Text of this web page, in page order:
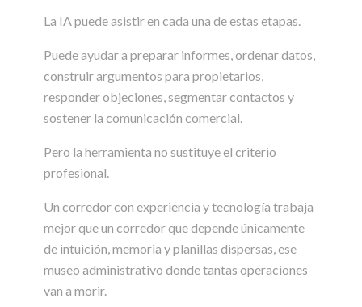
La IA puede asistir en cada una de estas etapas.
Puede ayudar a preparar informes, ordenar datos,
construir argumentos para propietarios,
responder objeciones, segmentar contactos y
sostener la comunicación comercial.
Pero la herramienta no sustituye el criterio
profesional.
Un corredor con experiencia y tecnología trabaja
mejor que un corredor que depende únicamente
de intuición, memoria y planillas dispersas, ese
museo administrativo donde tantas operaciones
van a morir.